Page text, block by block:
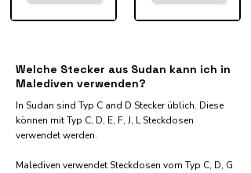
Welche Stecker aus Sudan kann ich in
Malediven verwenden?
In Sudan sind Typ C and D Stecker üblich. Diese
können mit Typ C, D, E, F, J, L Steckdosen
verwendet werden.
Malediven verwendet Steckdosen vom Typ C, D, G